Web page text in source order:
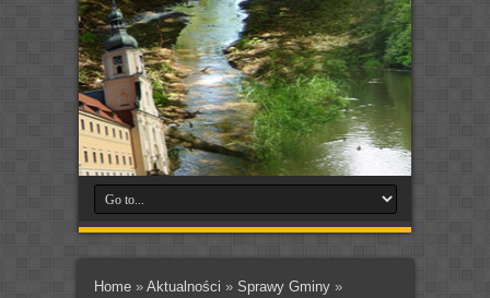
Home» Aktualności » Sprawy Gminy»